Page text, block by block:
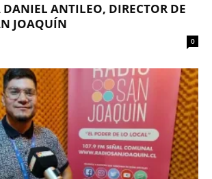
DANIEL ANTILEO, DIRECTOR DE
JOAQUÍN
0